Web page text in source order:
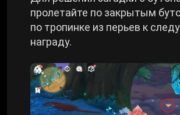
пролетайте по закрытым
по тропинке из перьев к
награду.